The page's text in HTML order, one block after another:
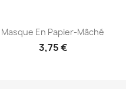
Aperçu rapide
Masque En Papier-Mâché
3,75 €